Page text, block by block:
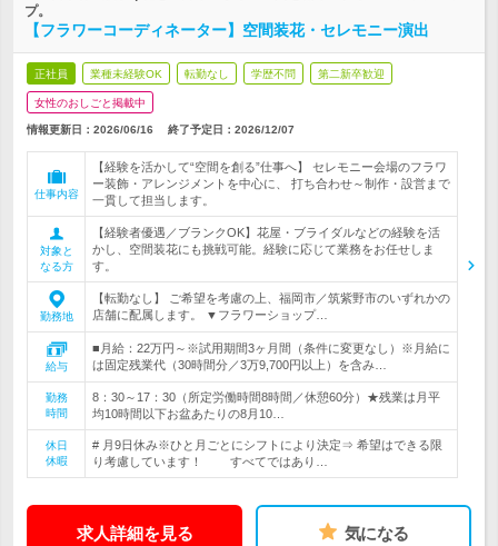
プ。
【フラワーコーディネーター】空間装花・セレモニー演出
正社員 業種未経験OK 転勤なし 学歴不問 第二新卒歓迎
女性のおしごと掲載中
情報更新日：2026/06/16 終了予定日： 2026/12/07
仕事内容
【経験を活かして“空間を創る”仕事へ】 セレモニー会場のフラワ
ー装飾・アレンジメントを中心に、 打ち合わせ～制作・設営まで
一貫して担当します。
対象と
なる方
【経験者優遇／ブランクOK】花屋・ブライダルなどの経験を活
かし、空間装花にも挑戦可能。経験に応じて業務をお任せしま
す。
勤務地
【転勤なし】 ご希望を考慮の上、福岡市／筑紫野市のいずれかの
店舗に配属します。 ▼フラワーショップ…
給与
■月給：22万円～※試用期間3ヶ月間（条件に変更なし）※月給に
は固定残業代（30時間分／3万9,700円以上）を含み…
勤務
時間
8：30～17：30（所定労働時間8時間／休憩60分）★残業は月平
均10時間以下お盆あたりの8月10…
休日
休暇
# 月9日休み※ひと月ごとにシフトにより決定⇒ 希望はできる限
り考慮しています！ すべてではあり…
求人詳細を見る 気になる